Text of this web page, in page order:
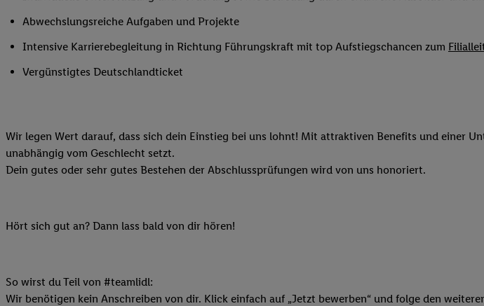
Abwechslungsreiche Aufgaben und Projekte
Intensive Karrierebegleitung in Richtung Führungskraft mit top Aufstiegschancen zum
Vergünstigtes Deutschlandticket
Wir legen Wert darauf, dass sich dein Einstieg bei uns lohnt! Mit attraktiven Benefits und einer
unabhängig vom Geschlecht setzt.
Dein gutes oder sehr gutes Bestehen der Abschlussprüfungen wird von uns honoriert.
Hört sich gut an? Dann lass bald von dir hören!
So wirst du Teil von #teamlidl:
Wir benötigen kein Anschreiben von dir. Klick einfach auf „Jetzt bewerben“ und folge den
auch Ihre in einen Hashwert umgewandelte E-Mail-Adresse
Zudem erlauben Sie uns, der Utiq SA/NV („Utiq“) und
Lidl-Diensten zu erfassen. Insbesondere können Sie mittels
können Ihre Einwilligung speziell zur Nutzung der Utiq-
finden Sie in den
Ihre Einwilligung jederzeit mit Wirkung für die Zukunft zu